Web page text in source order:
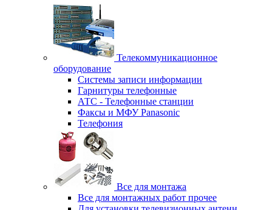
Телекоммуникационное
оборудование
Системы записи информации
Гарнитуры телефонные
АТС - Телефонные станции
Факсы и МФУ Panasonic
Телефония
Все для монтажа
Все для монтажных работ прочее